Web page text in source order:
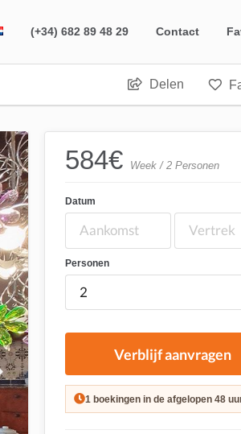
(+34) 682 89 48 29 Contact
Delen
584€ Week / 2 Personen
Datum
Personen
Verblijf aanvragen
1 boekingen in de afgelopen 48